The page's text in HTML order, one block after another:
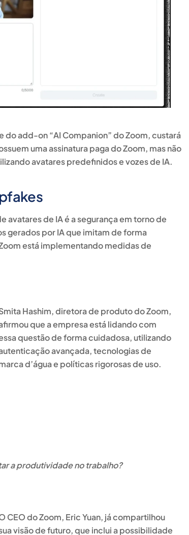
do add-on “AI Companion” do Zoom, custará
uma assinatura paga do Zoom, mas não
avatares predefinidos e vozes de IA.
avatares de IA é a segurança em torno de
gerados por IA que imitam de forma
está implementando medidas de
Hashim, diretora de produto do Zoom,
que a empresa está lidando com
questão de forma cuidadosa, utilizando
avançada, tecnologias de
d’água e políticas rigorosas de uso.
a produtividade no trabalho?
CEO do Zoom, Eric Yuan, já compartilhou
visão de futuro, que inclui a possibilidade